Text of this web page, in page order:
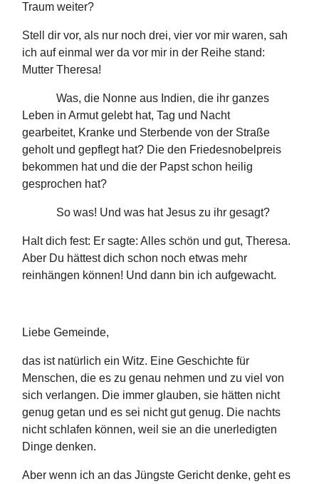
Traum weiter?
Stell dir vor, als nur noch drei, vier vor mir waren, sah
ich auf einmal wer da vor mir in der Reihe stand:
Mutter Theresa!
Was, die Nonne aus Indien, die ihr ganzes
Leben in Armut gelebt hat, Tag und Nacht
gearbeitet, Kranke und Sterbende von der Straße
geholt und gepflegt hat? Die den Friedesnobelpreis
bekommen hat und die der Papst schon heilig
gesprochen hat?
So was! Und was hat Jesus zu ihr gesagt?
Halt dich fest: Er sagte: Alles schön und gut, Theresa.
Aber Du hättest dich schon noch etwas mehr
reinhängen können! Und dann bin ich aufgewacht.
Liebe Gemeinde,
das ist natürlich ein Witz. Eine Geschichte für
Menschen, die es zu genau nehmen und zu viel von
sich verlangen. Die immer glauben, sie hätten nicht
genug getan und es sei nicht gut genug. Die nachts
nicht schlafen können, weil sie an die unerledigten
Dinge denken.
Aber wenn ich an das Jüngste Gericht denke, geht es